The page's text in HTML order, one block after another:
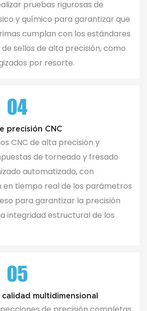
pruebas rigurosas de
y químico para garantizar que
cumplan con los estándares
sellos de alta precisión, como
por resorte.
precisión CNC
CNC de alta precisión y
de torneado y fresado
automatizado, con
en tiempo real de los parámetros
para garantizar la precisión
integridad estructural de los
multidimensional